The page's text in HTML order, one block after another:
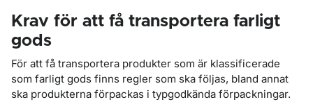
Krav för att få transportera farligt
gods
För att få transportera produkter som är klassificerade
som farligt gods finns regler som ska följas, bland annat
ska produkterna förpackas i typgodkända förpackningar.